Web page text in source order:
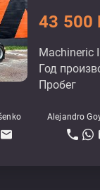
Machineric
Год
Пробег
Alejandro
43 500